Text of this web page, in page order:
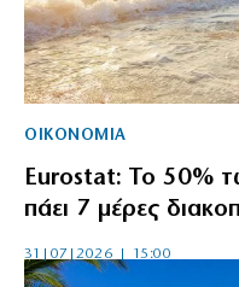
ΟΙΚΟΝΟΜΙΑ
Eurostat: Το 50%
πάει 7 μέρες
31|07|2026 | 15:00